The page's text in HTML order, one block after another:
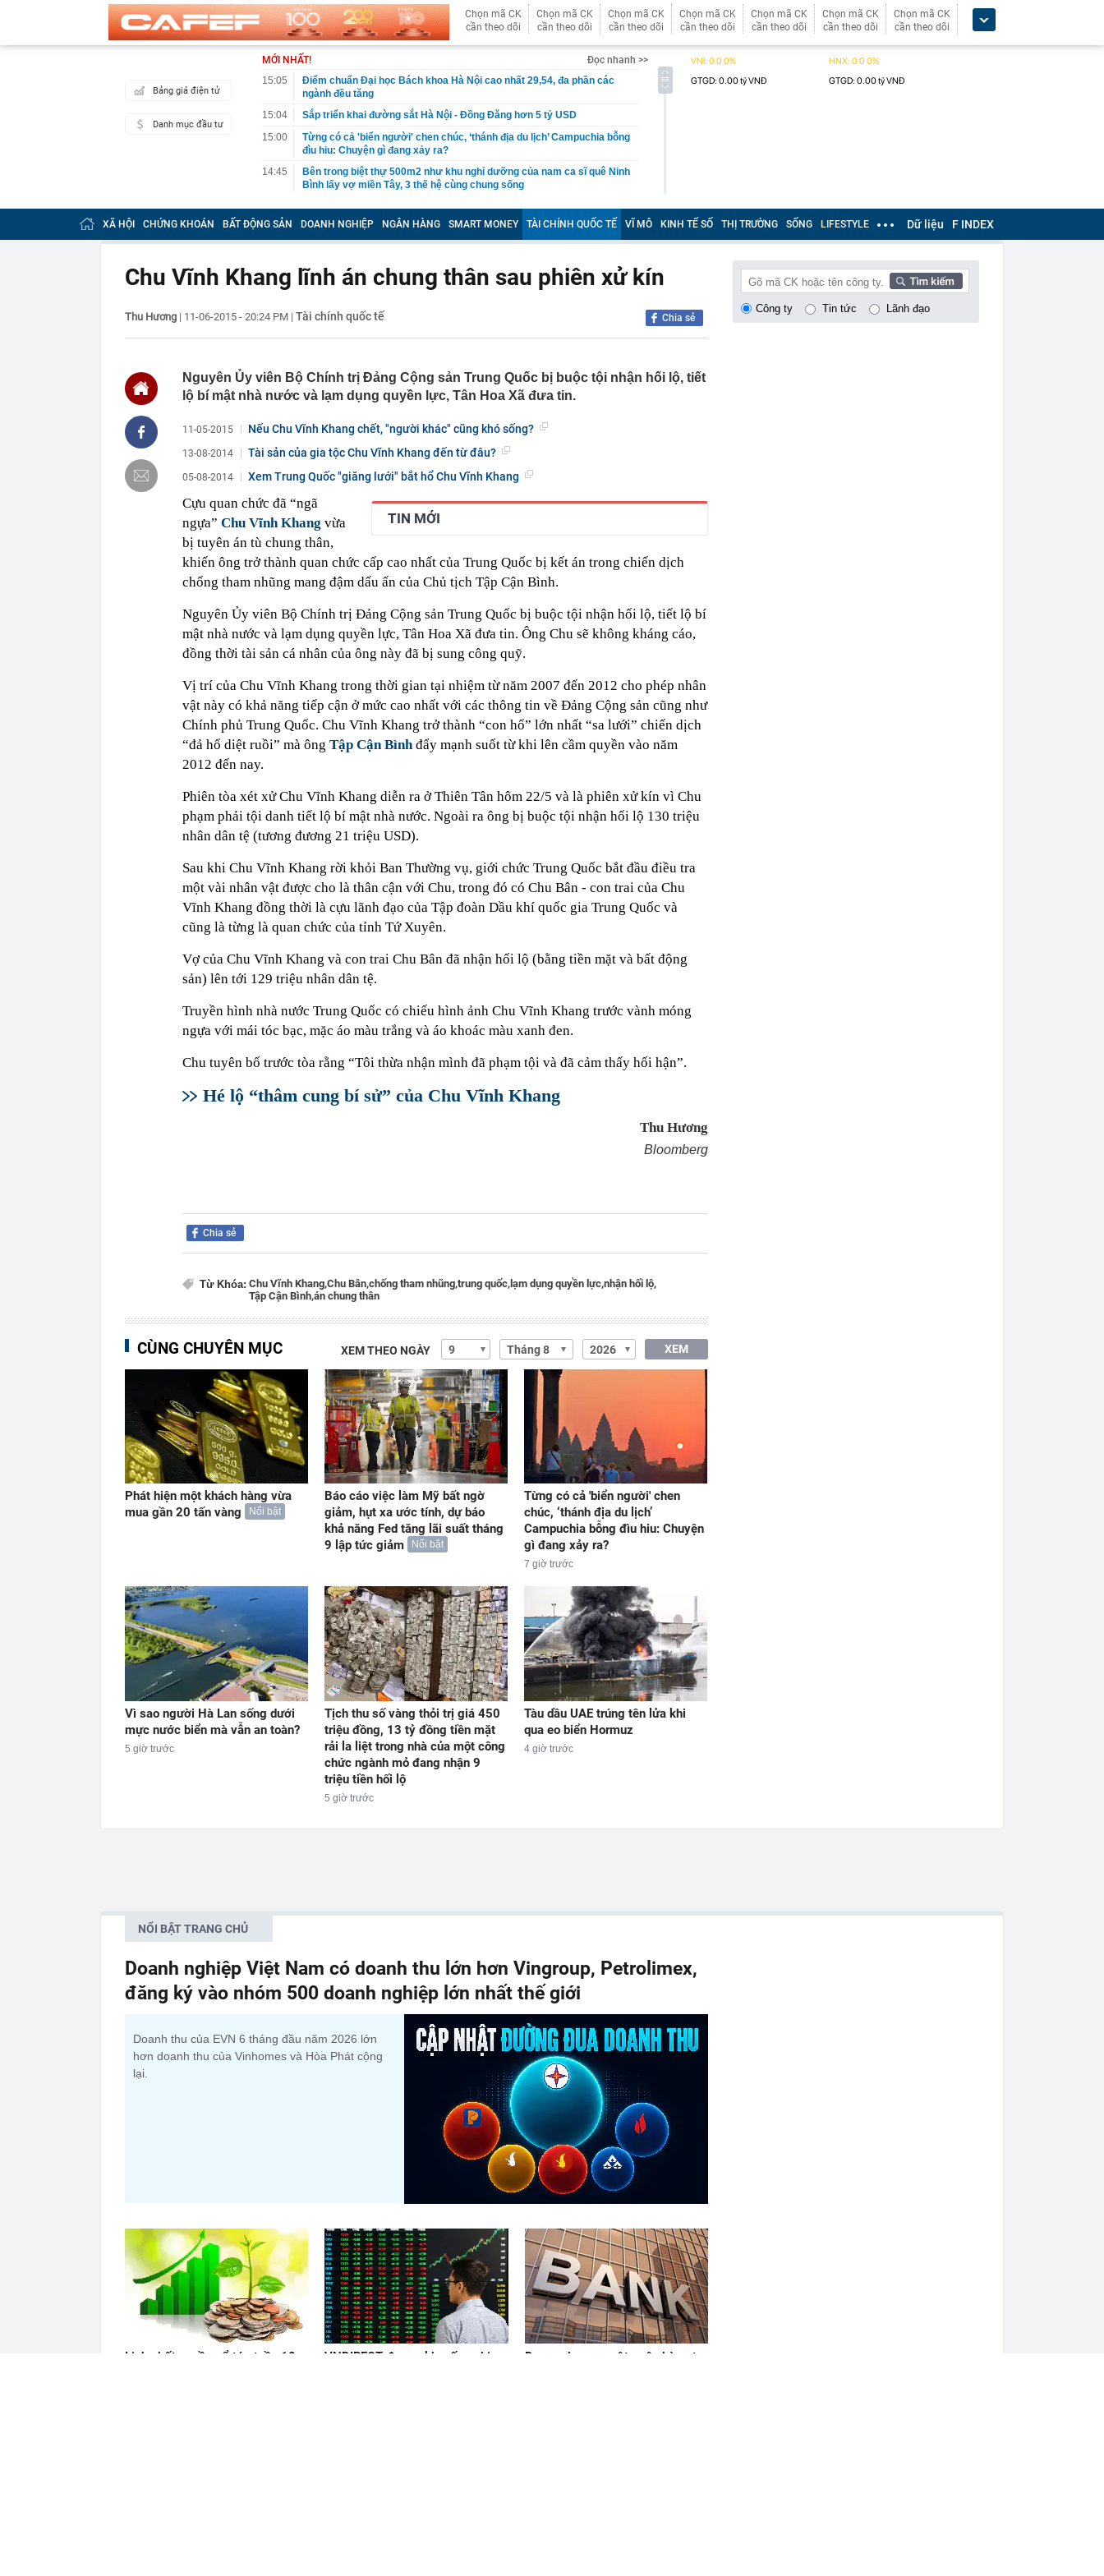
Chọn mã CK
cần theo dõi
Chọn mã CK
cần theo dõi
Chọn mã CK
cần theo dõi
Chọn mã CK
cần theo dõi
Chọn mã CK
cần theo dõi
Chọn mã CK
cần theo dõi
Chọn mã CK
cần theo dõi
Bảng giá điện tử
Danh mục đầu tư
MỚI NHẤT!
Đọc nhanh >>
15:05
Điểm chuẩn Đại học Bách khoa Hà Nội cao nhất 29,54, đa phần các
ngành đều tăng
15:04
Sắp triển khai đường sắt Hà Nội - Đồng Đăng hơn 5 tỷ USD
15:00
Từng có cả 'biển người' chen chúc, ‘thánh địa du lịch’ Campuchia bỗng
đìu hiu: Chuyện gì đang xảy ra?
14:45
Bên trong biệt thự 500m2 như khu nghỉ dưỡng của nam ca sĩ quê Ninh
Bình lấy vợ miền Tây, 3 thế hệ cùng chung sống
14:45
Công an có cảnh báo quan trọng liên quan đến sổ đỏ, người dân nên
biết rõ
14:44
Điểm chuẩn Học viện Ngân hàng 2026 cao nhất 26,61
năm sau sự khác biệt giữa con và bạn bè đồng trang lứa sẽ thấy rõ
14:39
Nhà vàng bị 'sờ gáy': Bảo Tín Mạnh Hải, Mi Hồng làm ăn ra sao?
14:30
Pin 9 tiếng, sạc 7 lần: Samsung và Google chính thức lộ diện kính AI
14:29
Ra lệnh bắt tạm giam nguyên Trưởng Ban quản lý chung cư Ngô Anh
Tuấn SN 1977
14:20
Honda chính thức ra mắt xe tay côn cổ điển 150 cc giá 30 triệu đồng
đe dọa Honda Winner X và Yamaha Exciter
Trường đại học đầu tiên có ngành đạt điểm chuẩn tuyệt đối 30/30 năm
2026
14:09
Diện mạo đường nối cao tốc TP.HCM - Long Thành sau gần 8 tháng thi
14:00
Từng tiết kiệm hơn nửa thu nhập, tôi mới hiểu “càng ít tiêu càng tốt” là
lời khuyên nguy hiểm
Một cổ đông lớn muốn tăng sở hữu tại Digiworld
13:50
Cụ bà 111 tuổi vẫn ra đồng, tiết lộ những thói quen duy trì suốt nhiều
thập kỷ
13:47
Nhu cầu tìm kiếm việc làm tăng vọt, lộ diện 'ngành hot'
13:43
Giá gạo châu Á duy trì ở mức cao
XÃ HỘI CHỨNG KHOÁN BẤT ĐỘNG SẢN DOANH NGHIỆP NGÂN HÀNG SMART MONEY TÀI CHÍNH QUỐC TẾ VĨ MÔ KINH TẾ SỐ THỊ TRƯỜNG SỐNG LIFESTYLE Dữ liệu F INDEX
Chu Vĩnh Khang lĩnh án chung thân sau phiên xử kín
Thu Hương | 11-06-2015 - 20:24 PM | Tài chính quốc tế Chia sẻ
Nguyên Ủy viên Bộ Chính trị Đảng Cộng sản Trung Quốc bị buộc tội nhận hối lộ, tiết
lộ bí mật nhà nước và lạm dụng quyền lực, Tân Hoa Xã đưa tin.
11-05-2015 Nếu Chu Vĩnh Khang chết, "người khác" cũng khó sống?
13-08-2014 Tài sản của gia tộc Chu Vĩnh Khang đến từ đâu?
05-08-2014 Xem Trung Quốc "giăng lưới" bắt hổ Chu Vĩnh Khang
TIN MỚI
Cựu quan chức đã “ngã
ngựa” Chu Vĩnh Khang vừa
bị tuyên án tù chung thân,
khiến ông trở thành quan chức cấp cao nhất của Trung Quốc bị kết án trong chiến dịch
chống tham nhũng mang đậm dấu ấn của Chủ tịch Tập Cận Bình.
Nguyên Ủy viên Bộ Chính trị Đảng Cộng sản Trung Quốc bị buộc tội nhận hối lộ, tiết lộ bí
mật nhà nước và lạm dụng quyền lực, Tân Hoa Xã đưa tin. Ông Chu sẽ không kháng cáo,
đồng thời tài sản cá nhân của ông này đã bị sung công quỹ.
Vị trí của Chu Vĩnh Khang trong thời gian tại nhiệm từ năm 2007 đến 2012 cho phép nhân
vật này có khả năng tiếp cận ở mức cao nhất với các thông tin về Đảng Cộng sản cũng như
Chính phủ Trung Quốc. Chu Vĩnh Khang trở thành “con hổ” lớn nhất “sa lưới” chiến dịch
“đả hổ diệt ruồi” mà ông Tập Cận Bìnhđẩy mạnh suốt từ khi lên cầm quyền vào năm
2012 đến nay.
Phiên tòa xét xử Chu Vĩnh Khang diễn ra ở Thiên Tân hôm 22/5 và là phiên xử kín vì Chu
phạm phải tội danh tiết lộ bí mật nhà nước. Ngoài ra ông bị buộc tội nhận hối lộ 130 triệu
nhân dân tệ (tương đương 21 triệu USD).
Sau khi Chu Vĩnh Khang rời khỏi Ban Thường vụ, giới chức Trung Quốc bắt đầu điều tra
một vài nhân vật được cho là thân cận với Chu, trong đó có Chu Bân - con trai của Chu
Vĩnh Khang đồng thời là cựu lãnh đạo của Tập đoàn Dầu khí quốc gia Trung Quốc và
cũng là từng là quan chức của tỉnh Tứ Xuyên.
Vợ của Chu Vĩnh Khang và con trai Chu Bân đã nhận hối lộ (bằng tiền mặt và bất động
sản) lên tới 129 triệu nhân dân tệ.
Truyền hình nhà nước Trung Quốc có chiếu hình ảnh Chu Vĩnh Khang trước vành móng
ngựa với mái tóc bạc, mặc áo màu trắng và áo khoác màu xanh đen.
Chu tuyên bố trước tòa rằng “Tôi thừa nhận mình đã phạm tội và đã cảm thấy hối hận”.
Hé lộ “thâm cung bí sử” của Chu Vĩnh Khang
Thu Hương
Bloomberg
Chia sẻ
Từ Khóa: Chu Vĩnh Khang,Chu Bân,chống tham nhũng,trung quốc, lạm dụng quyền lực,nhận hối lộ,
Tập Cận Bình,án chung thân
CÙNG CHUYÊN MỤC XEM THEO NGÀY XEM
Phát hiện một khách hàng vừa
mua gần 20 tấn vàng
Nổi bật
Báo cáo việc làm Mỹ bất ngờ
giảm, hụt xa ước tính, dự báo
khả năng Fed tăng lãi suất tháng
9 lập tức giảm
Nổi bật
Từng có cả 'biển người' chen
chúc, ‘thánh địa du lịch’
Campuchia bỗng đìu hiu: Chuyện
gì đang xảy ra?
7 giờ trước
Vì sao người Hà Lan sống dưới
mực nước biển mà vẫn an toàn?
5 giờ trước
Tịch thu số vàng thỏi trị giá 450
triệu đồng, 13 tỷ đồng tiền mặt
rải la liệt trong nhà của một công
chức ngành mỏ đang nhận 9
triệu tiền hối lộ
5 giờ trước
Tàu dầu UAE trúng tên lửa khi
qua eo biển Hormuz
4 giờ trước
Công ty Tin tức Lãnh đạo
NỔI BẬT TRANG CHỦ
Doanh nghiệp Việt Nam có doanh thu lớn hơn Vingroup, Petrolimex,
đăng ký vào nhóm 500 doanh nghiệp lớn nhất thế giới
Doanh thu của EVN 6 tháng đầu năm 2026 lớn
hơn doanh thu của Vinhomes và Hòa Phát cộng
lại.
Lịch chốt quyền cổ tức tuần 10-
VNDIRECT đưa ra khuyến nghị
Dư nợ cho vay một ngân hàng tư